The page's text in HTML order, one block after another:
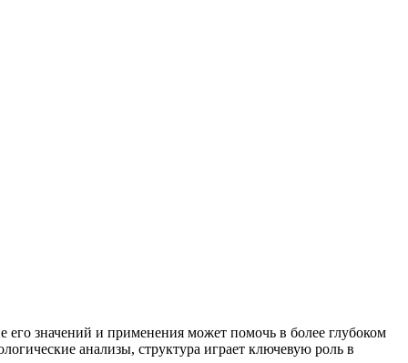
значений и применения может помочь в более глубоком
анализы, структура играет ключевую роль в